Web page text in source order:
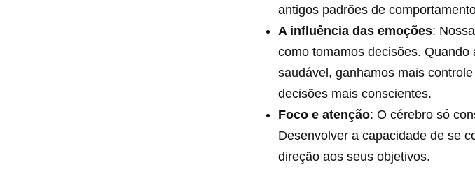
antigos padrões de
A influência das emoções:
como tomamos decisões.
saudável, ganhamos mais
decisões mais conscientes.
Foco e atenção: O cérebro só
Desenvolver a capacidade de se
direção aos seus objetivos.